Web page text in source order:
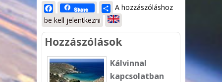
Facebook
Share Share
A hozzászóláshoz
be kell jelentkezni
Hozzászólások
Kálvinnal
kapcsolatban